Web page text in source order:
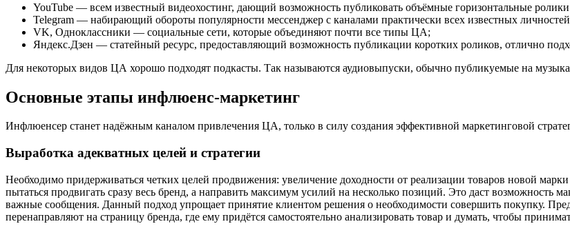
YouTube — всем известный видеохостинг, дающий возможность публиковать объёмные горизонтальные ролики
Telegram — набирающий обороты популярности мессенджер с каналами практически всех известных
VK, Одноклассники — социальные сети, которые объединяют почти все типы ЦА;
Яндекс.Дзен — статейный ресурс, предоставляющий возможность публикации коротких роликов, отлично
Для некоторых видов ЦА хорошо подходят подкасты. Так называются аудиовыпуски, обычно публикуемые на
Основные этапы инфлюенс-маркетинг
Инфлюенсер станет надёжным каналом привлечения ЦА, только в силу создания эффективной маркетинговой
Выработка адекватных целей и стратегии
Необходимо придерживаться четких целей продвижения: увеличение доходности от реализации товаров новой
пытаться продвигать сразу весь бренд, а направить максимум усилий на несколько позиций. Это даст возможность
важные сообщения. Данный подход упрощает принятие клиентом решения о необходимости совершить покупку.
перенаправляют на страницу бренда, где ему придётся самостоятельно анализировать товар и думать, чтобы